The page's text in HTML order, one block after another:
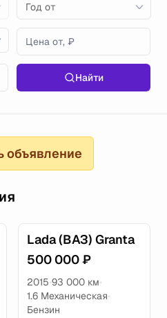
Год от
Найти
объявление
Lada (ВАЗ) Granta
500 000 ₽
2015•93 000 км•
1.6 Механическая•
Бензин